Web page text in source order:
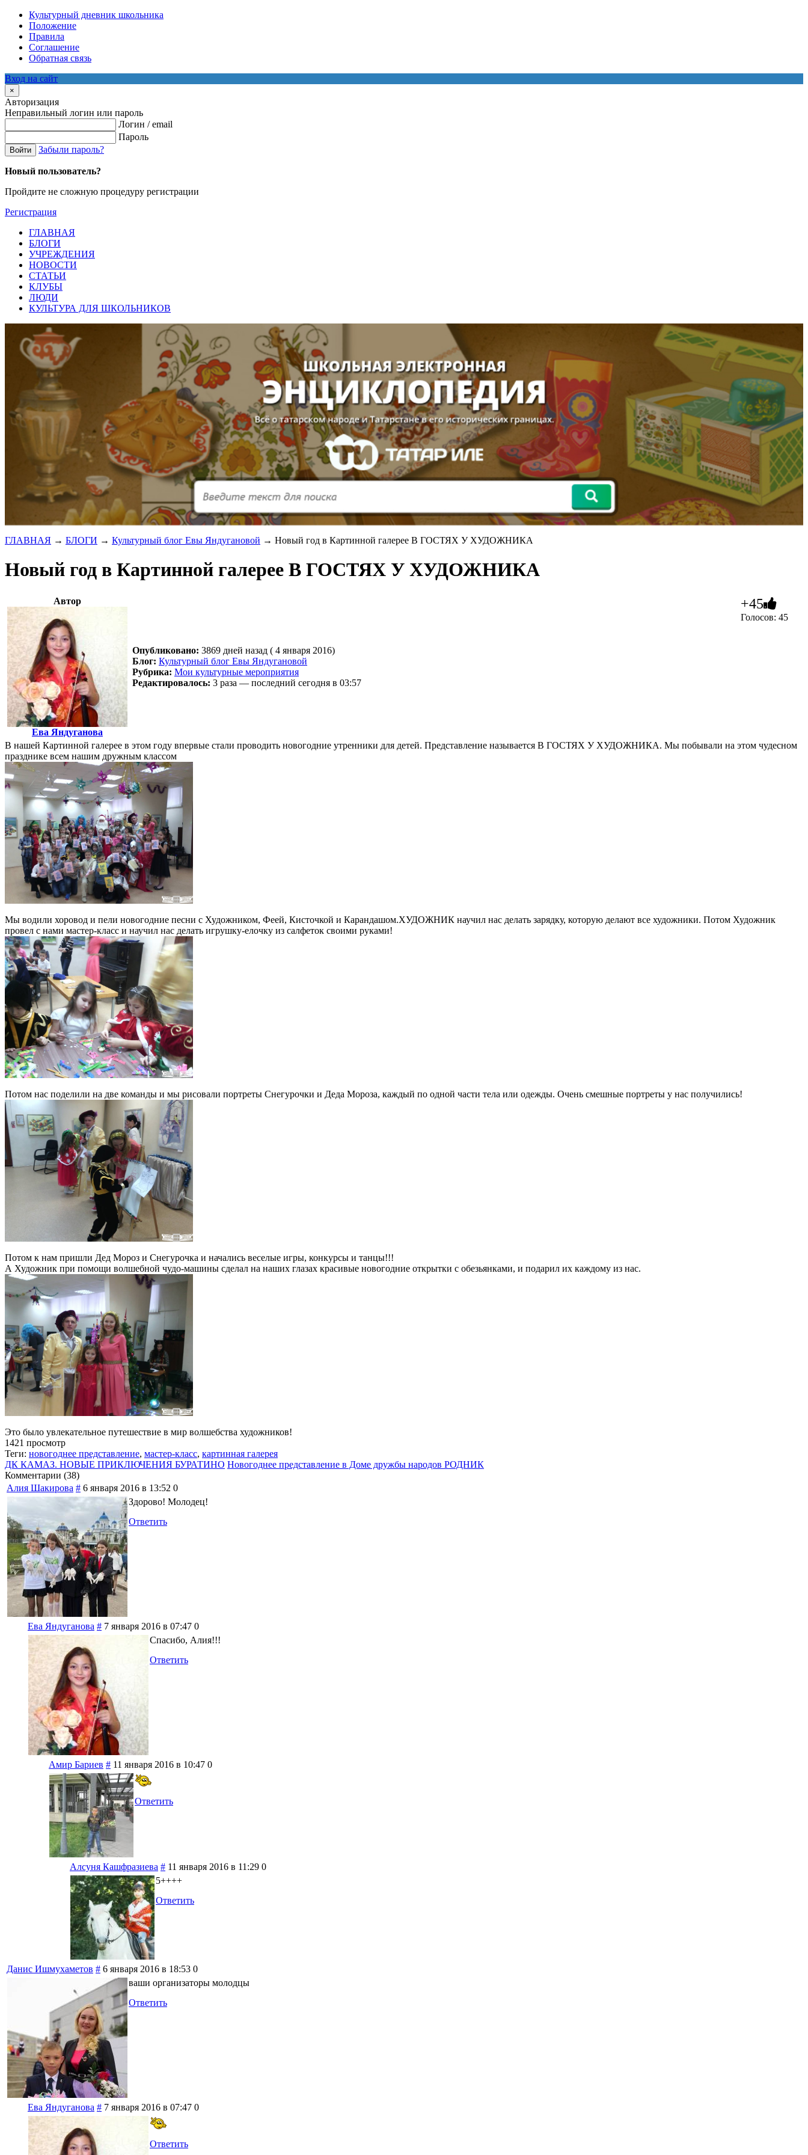
Культурный дневник школьника
Положение
Правила
Соглашение
Обратная связь
Вход на сайт
×
Авторизация
Неправильный логин или пароль
Логин / email
Пароль
Войти Забыли пароль?
Новый пользователь?
Пройдите не сложную процедуру регистрации
Регистрация
ГЛАВНАЯ
БЛОГИ
УЧРЕЖДЕНИЯ
НОВОСТИ
СТАТЬИ
КЛУБЫ
ЛЮДИ
КУЛЬТУРА ДЛЯ ШКОЛЬНИКОВ
ГЛАВНАЯ → БЛОГИ → Культурный блог Евы Яндугановой → Новый год в Картинной галерее В ГОСТЯХ У ХУДОЖНИКА
Новый год в Картинной галерее В ГОСТЯХ У ХУДОЖНИКА
Автор
Ева Яндуганова
Опубликовано: 3869 дней назад ( 4 января 2016)
Блог: Культурный блог Евы Яндугановой
Рубрика: Мои культурные мероприятия
Редактировалось: 3 раза — последний сегодня в 03:57
+45
Голосов: 45
В нашей Картинной галерее в этом году впервые стали проводить новогодние утренники для детей. Представление называется В ГОСТЯХ У ХУДОЖНИКА. Мы побывали на этом чудесном
празднике всем нашим дружным классом
Мы водили хоровод и пели новогодние песни с Художником, Феей, Кисточкой и Карандашом.ХУДОЖНИК научил нас делать зарядку, которую делают все художники. Потом Художник
провел с нами мастер-класс и научил нас делать игрушку-елочку из салфеток своими руками!
Потом нас поделили на две команды и мы рисовали портреты Снегурочки и Деда Мороза, каждый по одной части тела или одежды. Очень смешные портреты у нас получились!
Потом к нам пришли Дед Мороз и Снегурочка и начались веселые игры, конкурсы и танцы!!!
А Художник при помощи волшебной чудо-машины сделал на наших глазах красивые новогодние открытки с обезьянками, и подарил их каждому из нас.
Это было увлекательное путешествие в мир волшебства художников!
1421 просмотр
Теги: новогоднее представление, мастер-класс, картинная галерея
ДК КАМАЗ. НОВЫЕ ПРИКЛЮЧЕНИЯ БУРАТИНО Новогоднее представление в Доме дружбы народов РОДНИК
Комментарии (38)
Алия Шакирова # 6 января 2016 в 13:52 0
Здорово! Молодец!
Ответить
Ева Яндуганова # 7 января 2016 в 07:47 0
Спасибо, Алия!!!
Ответить
Амир Бариев # 11 января 2016 в 10:47 0
Ответить
Алсуня Кашфразиева # 11 января 2016 в 11:29 0
5++++
Ответить
Данис Ишмухаметов # 6 января 2016 в 18:53 0
ваши организаторы молодцы
Ответить
Ева Яндуганова # 7 января 2016 в 07:47 0
Ответить